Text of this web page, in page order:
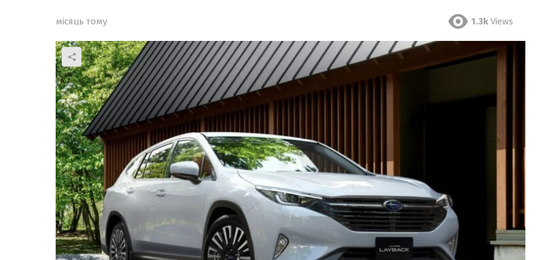
місяць тому 1.3k Views